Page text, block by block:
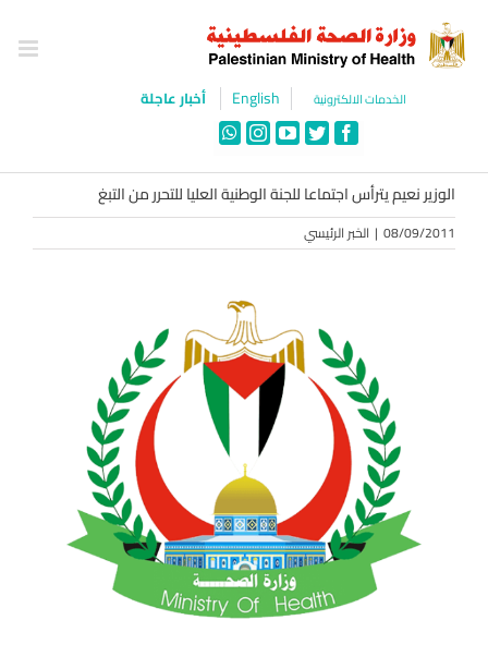
content
الخدمات الالكترونية English أخبار عاجلة
Facebook
Twitter
YouTube
Instagram
WhatsApp
الوزير نعيم يترأس اجتماعا للجنة الوطنية العليا للتحرر من التبغ
08/09/2011
| الخبر الرئيسي